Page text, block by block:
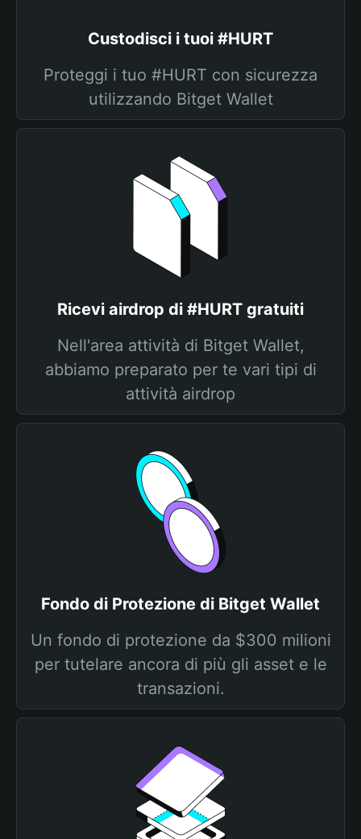
Custodisci i tuoi #HURT
Proteggi i tuo #HURT con sicurezza
utilizzando Bitget Wallet
Ricevi airdrop di #HURT gratuiti
Nell'area attività di Bitget Wallet,
abbiamo preparato per te vari tipi di
attività airdrop
Fondo di Protezione di Bitget Wallet
Un fondo di protezione da $300 milioni
per tutelare ancora di più gli asset e le
transazioni.